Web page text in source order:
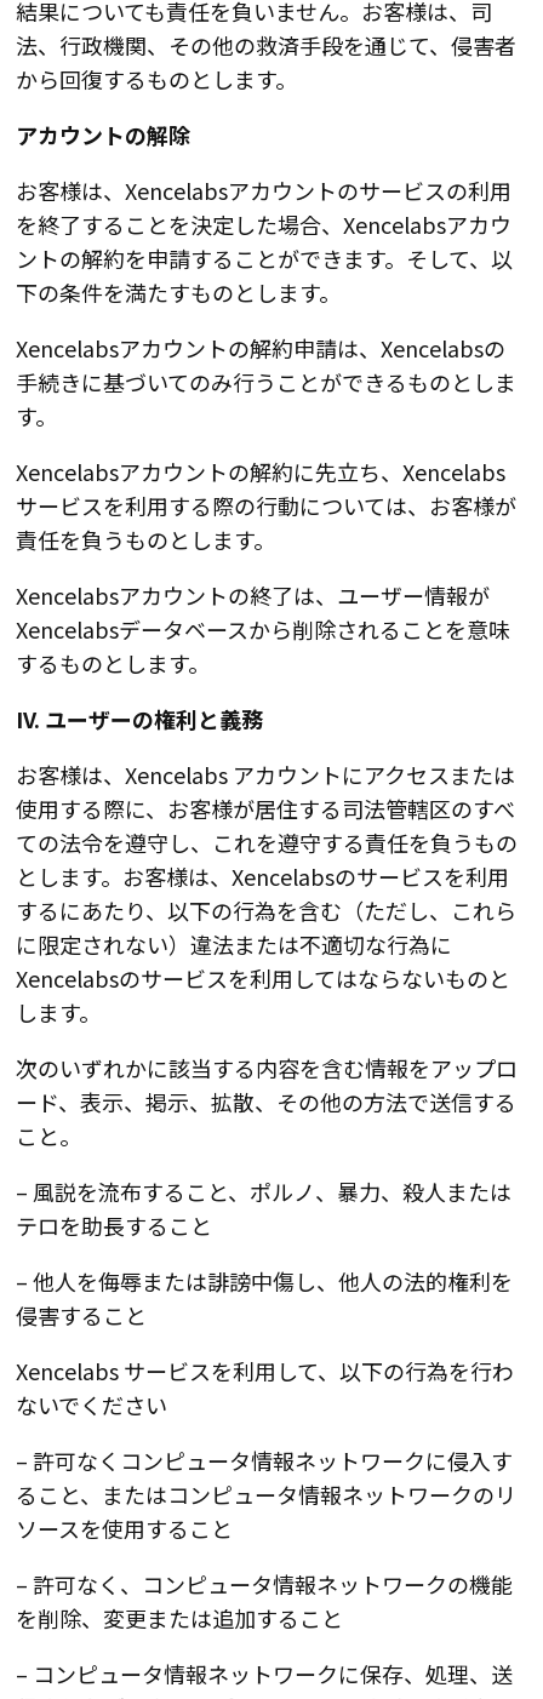
結果についても責任を負いません。お客様は、司
法、行政機関、その他の救済手段を通じて、侵害者
から回復するものとします。
アカウントの解除
お客様は、Xencelabsアカウントのサービスの利用
を終了することを決定した場合、Xencelabsアカウ
ントの解約を申請することができます。そして、以
下の条件を満たすものとします。
Xencelabsアカウントの解約申請は、Xencelabsの
手続きに基づいてのみ行うことができるものとしま
す。
Xencelabsアカウントの解約に先立ち、Xencelabs
サービスを利用する際の行動については、お客様が
責任を負うものとします。
Xencelabsアカウントの終了は、ユーザー情報が
Xencelabsデータベースから削除されることを意味
するものとします。
IV. ユーザーの権利と義務
お客様は、Xencelabs アカウントにアクセスまたは
使用する際に、お客様が居住する司法管轄区のすべ
ての法令を遵守し、これを遵守する責任を負うもの
とします。お客様は、Xencelabsのサービスを利用
するにあたり、以下の行為を含む（ただし、これら
に限定されない）違法または不適切な行為に
Xencelabsのサービスを利用してはならないものと
します。
次のいずれかに該当する内容を含む情報をアップロ
ード、表示、掲示、拡散、その他の方法で送信する
こと。
– 風説を流布すること、ポルノ、暴力、殺人または
テロを助長すること
– 他人を侮辱または誹謗中傷し、他人の法的権利を
侵害すること
Xencelabs サービスを利用して、以下の行為を行わ
ないでください
– 許可なくコンピュータ情報ネットワークに侵入す
ること、またはコンピュータ情報ネットワークのリ
ソースを使用すること
– 許可なく、コンピュータ情報ネットワークの機能
を削除、変更または追加すること
– コンピュータ情報ネットワークに保存、処理、送